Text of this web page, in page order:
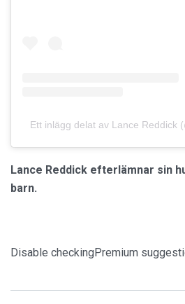
Ett inlägg delat av Lance Reddick
Lance Reddick efterlämnar sin
barn.
Disable checkingPremium